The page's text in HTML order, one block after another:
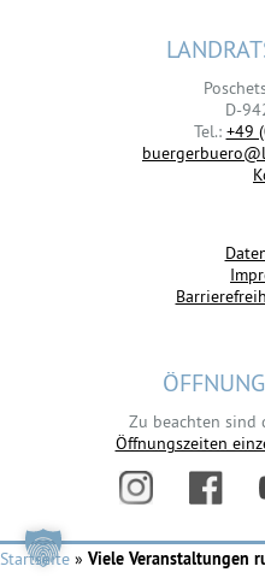
D-
Tel.: +49
Zu beachten
Öffnungszeiten
Startseite » Viele Veranstaltungen